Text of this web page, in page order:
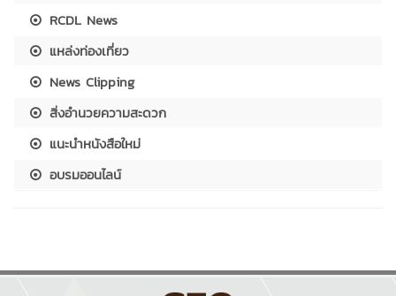
RCDL News
แหล่งท่องเที่ยว
News Clipping
สิ่งอำนวยความสะดวก
แนะนำหนังสือใหม่
อบรมออนไลน์